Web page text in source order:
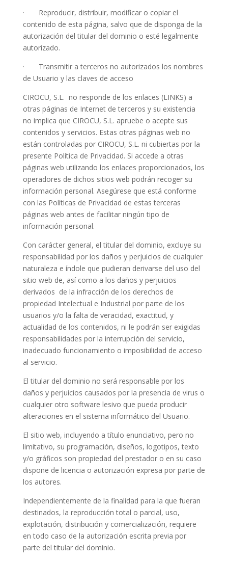
· Reproducir, distribuir, modificar o copiar el
contenido de esta página, salvo que de disponga de la
autorización del titular del dominio o esté legalmente
autorizado.
· Transmitir a terceros no autorizados los nombres
de Usuario y las claves de acceso
CIROCU, S.L. no responde de los enlaces (LINKS) a
otras páginas de Internet de terceros y su existencia
no implica que CIROCU, S.L. apruebe o acepte sus
contenidos y servicios. Estas otras páginas web no
están controladas por CIROCU, S.L. ni cubiertas por la
presente Política de Privacidad. Si accede a otras
páginas web utilizando los enlaces proporcionados, los
operadores de dichos sitios web podrán recoger su
información personal. Asegúrese que está conforme
con las Políticas de Privacidad de estas terceras
páginas web antes de facilitar ningún tipo de
información personal.
Con carácter general, el titular del dominio, excluye su
responsabilidad por los daños y perjuicios de cualquier
naturaleza e índole que pudieran derivarse del uso del
sitio web de, así como a los daños y perjuicios
derivados de la infracción de los derechos de
propiedad Intelectual e Industrial por parte de los
usuarios y/o la falta de veracidad, exactitud, y
actualidad de los contenidos, ni le podrán ser exigidas
responsabilidades por la interrupción del servicio,
inadecuado funcionamiento o imposibilidad de acceso
al servicio.
El titular del dominio no será responsable por los
daños y perjuicios causados por la presencia de virus o
cualquier otro software lesivo que pueda producir
alteraciones en el sistema informático del Usuario.
El sitio web, incluyendo a título enunciativo, pero no
limitativo, su programación, diseños, logotipos, texto
y/o gráficos son propiedad del prestador o en su caso
dispone de licencia o autorización expresa por parte de
los autores.
Independientemente de la finalidad para la que fueran
destinados, la reproducción total o parcial, uso,
explotación, distribución y comercialización, requiere
en todo caso de la autorización escrita previa por
parte del titular del dominio.